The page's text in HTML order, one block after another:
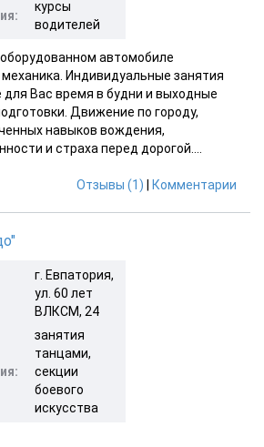
курсы
водителей
автомобиле
Индивидуальные занятия
для Вас время в будни и выходные
Движение по городу,
навыков вождения,
и страха перед дорогой....
Отзывы (1) Комментарии
г. Евпатория,
ул. 60 лет
ВЛКСМ, 24
занятия
танцами,
секции
боевого
искусства